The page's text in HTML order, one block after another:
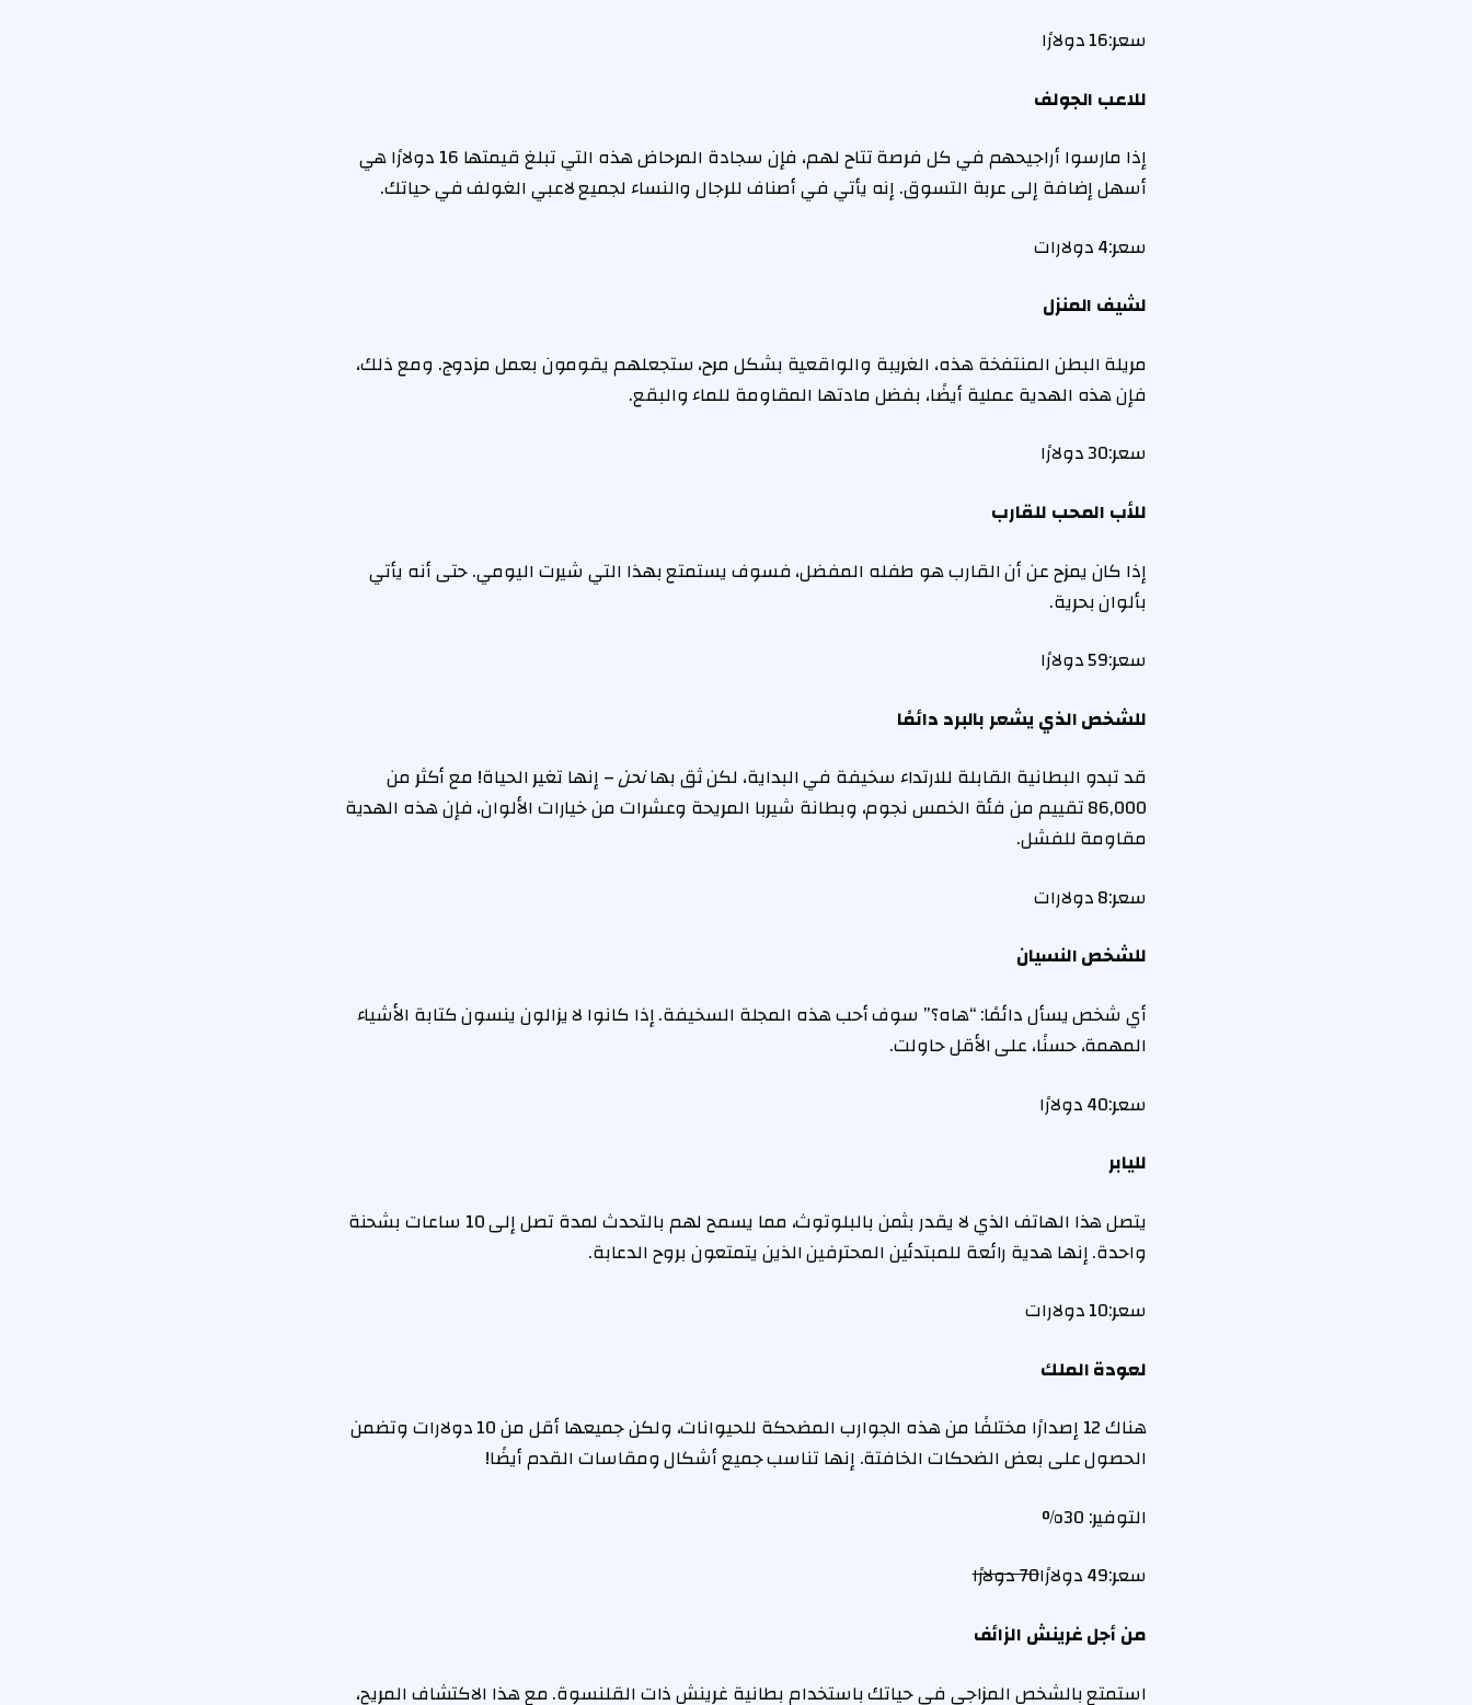
سعر:16 دولارًا
للاعب الجولف
إذا مارسوا أراجيحهم في كل فرصة تتاح لهم، فإن سجادة المرحاض هذه التي تبلغ قيمتها 16 دولارًا هي
أسهل إضافة إلى عربة التسوق. إنه يأتي في أصناف للرجال والنساء لجميع لاعبي الغولف في حياتك.
سعر:4 دولارات
لشيف المنزل
مريلة البطن المنتفخة هذه، الغريبة والواقعية بشكل مرح، ستجعلهم يقومون بعمل مزدوج. ومع ذلك،
فإن هذه الهدية عملية أيضًا، بفضل مادتها المقاومة للماء والبقع.
سعر:30 دولارًا
للأب المحب للقارب
إذا كان يمزح عن أن القارب هو طفله المفضل، فسوف يستمتع بهذا التي شيرت اليومي. حتى أنه يأتي
بألوان بحرية.
سعر:59 دولارًا
للشخص الذي يشعر بالبرد دائمًا
قد تبدو البطانية القابلة للارتداء سخيفة في البداية، لكن ثق بهانحن– إنها تغير الحياة! مع أكثر من
86,000 تقييم من فئة الخمس نجوم، وبطانة شيربا المريحة وعشرات من خيارات الألوان، فإن هذه الهدية
مقاومة للفشل.
سعر:8 دولارات
للشخص النسيان
أي شخص يسأل دائمًا: “هاه؟” سوف أحب هذه المجلة السخيفة. إذا كانوا لا يزالون ينسون كتابة الأشياء
المهمة، حسنًا، على الأقل حاولت.
سعر:40 دولارًا
لليابر
يتصل هذا الهاتف الذي لا يقدر بثمن بالبلوتوث، مما يسمح لهم بالتحدث لمدة تصل إلى 10 ساعات بشحنة
واحدة. إنها هدية رائعة للمبتدئين المحترفين الذين يتمتعون بروح الدعابة.
سعر:10 دولارات
لعودة الملك
هناك 12 إصدارًا مختلفًا من هذه الجوارب المضحكة للحيوانات، ولكن جميعها أقل من 10 دولارات وتضمن
الحصول على بعض الضحكات الخافتة. إنها تناسب جميع أشكال ومقاسات القدم أيضًا!
التوفير: 30%
سعر:49 دولارًا
70 دولارًا
من أجل غرينش الزائف
استمتع بالشخص المزاجي في حياتك باستخدام بطانية غرينش ذات القلنسوة. مع هذا الاكتشاف المريح،